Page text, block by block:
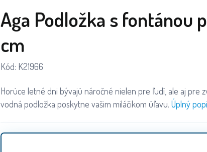
Aga Podložka s fontánou
cm
Kód: K21966
Horúce letné dni bývajú náročné nielen pre ľudí, ale aj pre
vodná podložka poskytne vašim miláčikom úľavu. Úplný